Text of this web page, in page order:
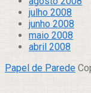
julho 2008
junho 2008
maio 2008
abril 2008
Papel de Parede